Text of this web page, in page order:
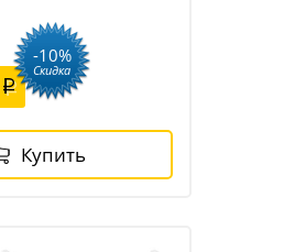
-10%
Скидка
Купить